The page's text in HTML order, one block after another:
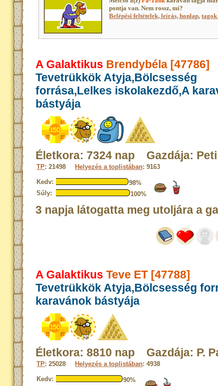
pontja van. Nem rossz, mi?
Belépési feltételek, leírás, honlap,
A Galaktikus Brendybéla [47786]
Tevetrükkök Atyja,Bölcsesség
forrása,Lelkes iskolakezdő,A
bástyája
Életkora: 7324 nap Gazdája: Peti
TP: 21498 Helyezés a toplistában: 9163
Kedv:
98%
Súly:
100%
3 napja látogatta meg utoljára a
A Galaktikus Teve ET [47788]
Tevetrükkök Atyja,Bölcsesség
karavánok bástyája
Életkora: 8810 nap Gazdája: P.
TP: 25028 Helyezés a toplistában: 4938
Kedv:
90%